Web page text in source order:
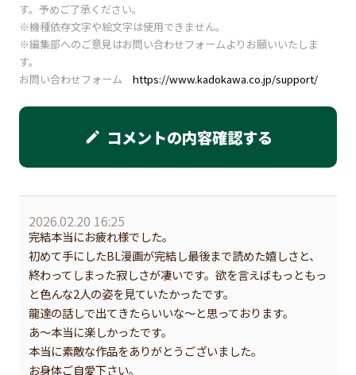
す。予めご了承ください。
※機種依存文字や絵文字は使用できません。
※編集部へのご意見はお問い合わせフォームよりお願いいたしま
す。
お問い合わせフォーム https://www.kadokawa.co.jp/support/
edit コメントの内容確認する
2026.02.20 16:25
完結本当にお疲れ様でした。
初めて手にしたBL漫画が完結し最後まで読めた嬉しさと、
終わってしまった寂しさが凄いです。欲を言えばもっともっ
と色んな2人の姿を見ていたかったです。
龍達の話しで出てきたらいいな〜と思っております。
あ〜本当に楽しかったです。
本当に素敵な作品をありがとうございました。
お身体ご自愛下さい。